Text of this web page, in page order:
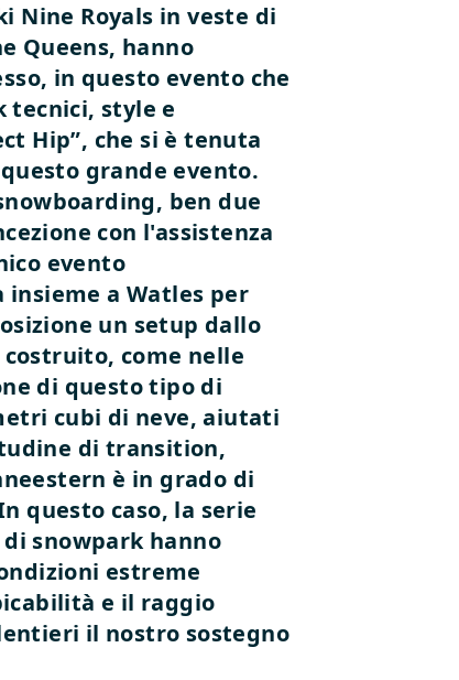
Nine Royals in veste di
Queens, hanno
in questo evento che
tecnici, style e
Hip”, che si è tenuta
grande evento.
ben due
con l'assistenza
evento
a Watles per
un setup dallo
come nelle
di questo tipo di
cubi di neve, aiutati
di transition,
è in grado di
questo caso, la serie
snowpark hanno
estreme
e il raggio
il nostro sostegno